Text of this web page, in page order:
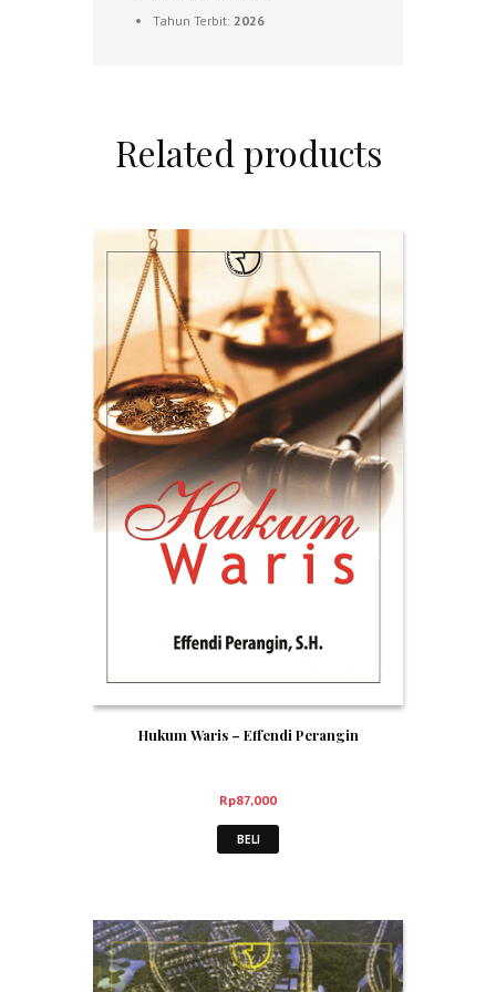
Tahun Terbit: 2026
Related products
Hukum Waris – Effendi Perangin
Rp87,000
BELI